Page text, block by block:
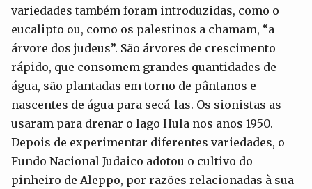
variedades também foram introduzidas, como o
eucalipto ou, como os palestinos a chamam, “a
árvore dos judeus”. São árvores de crescimento
rápido, que consomem grandes quantidades de
água, são plantadas em torno de pântanos e
nascentes de água para secá-las. Os sionistas as
usaram para drenar o lago Hula nos anos 1950.
Depois de experimentar diferentes variedades, o
Fundo Nacional Judaico adotou o cultivo do
pinheiro de Aleppo, por razões relacionadas à sua